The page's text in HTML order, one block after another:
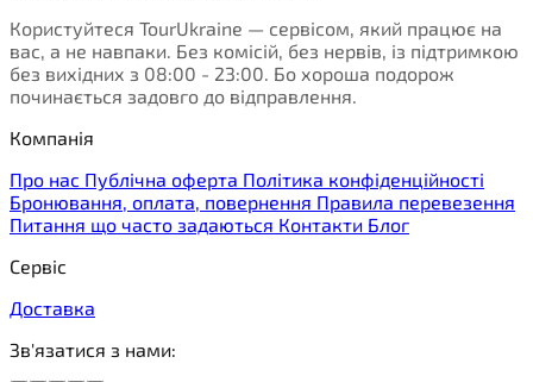
Користуйтеся TourUkraine — сервісом, який працює на
вас, а не навпаки. Без комісій, без нервів, із підтримкою
без вихідних з 08:00 - 23:00. Бо хороша подорож
починається задовго до відправлення.
Компанія
Про нас Публічна оферта Політика конфіденційності
Бронювання, оплата, повернення Правила перевезення
Питання що часто задаються Контакти Блог
Сервіс
Доставка
Зв'язатися з нами: